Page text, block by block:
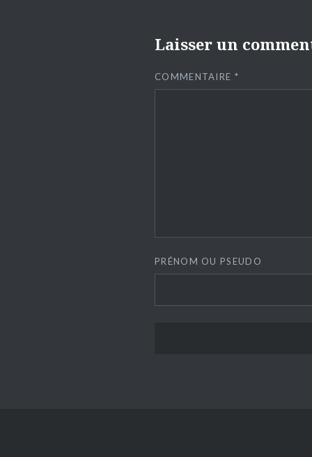
Laisser un
COMMENTAIRE *
PRÉNOM OU PSEUDO